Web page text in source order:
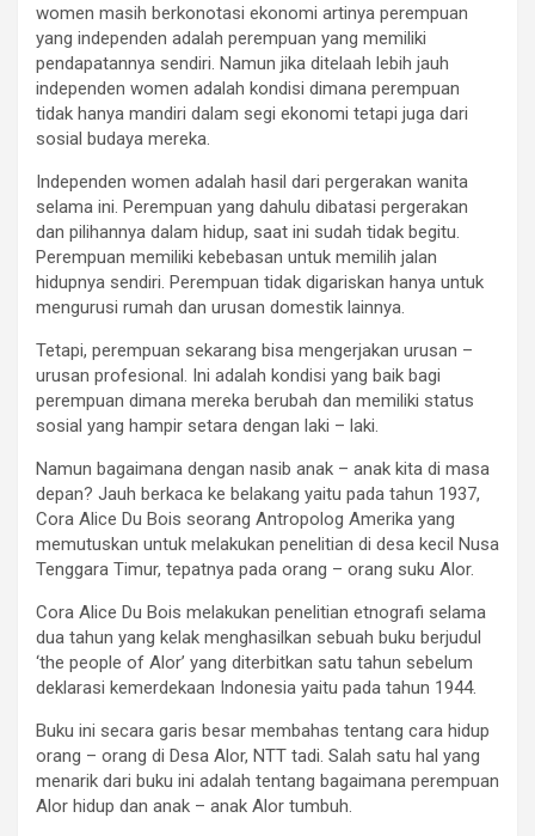
women masih berkonotasi ekonomi artinya perempuan
yang independen adalah perempuan yang memiliki
pendapatannya sendiri. Namun jika ditelaah lebih jauh
independen women adalah kondisi dimana perempuan
tidak hanya mandiri dalam segi ekonomi tetapi juga dari
sosial budaya mereka.
Independen women adalah hasil dari pergerakan wanita
selama ini. Perempuan yang dahulu dibatasi pergerakan
dan pilihannya dalam hidup, saat ini sudah tidak begitu.
Perempuan memiliki kebebasan untuk memilih jalan
hidupnya sendiri. Perempuan tidak digariskan hanya untuk
mengurusi rumah dan urusan domestik lainnya.
Tetapi, perempuan sekarang bisa mengerjakan urusan –
urusan profesional. Ini adalah kondisi yang baik bagi
perempuan dimana mereka berubah dan memiliki status
sosial yang hampir setara dengan laki – laki.
Namun bagaimana dengan nasib anak – anak kita di masa
depan? Jauh berkaca ke belakang yaitu pada tahun 1937,
Cora Alice Du Bois seorang Antropolog Amerika yang
memutuskan untuk melakukan penelitian di desa kecil Nusa
Tenggara Timur, tepatnya pada orang – orang suku Alor.
Cora Alice Du Bois melakukan penelitian etnografi selama
dua tahun yang kelak menghasilkan sebuah buku berjudul
‘the people of Alor’ yang diterbitkan satu tahun sebelum
deklarasi kemerdekaan Indonesia yaitu pada tahun 1944.
Buku ini secara garis besar membahas tentang cara hidup
orang – orang di Desa Alor, NTT tadi. Salah satu hal yang
menarik dari buku ini adalah tentang bagaimana perempuan
Alor hidup dan anak – anak Alor tumbuh.